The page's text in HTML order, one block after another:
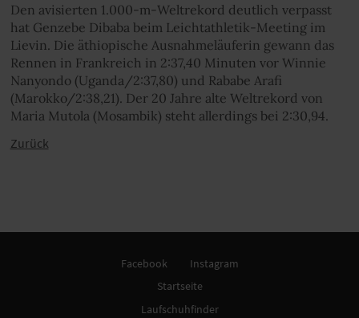
Den avisierten 1.000-m-Weltrekord deutlich verpasst
hat Genzebe Dibaba beim Leichtathletik-Meeting im
Lievin. Die äthiopische Ausnahmeläuferin gewann das
Rennen in Frankreich in 2:37,40 Minuten vor Winnie
Nanyondo (Uganda/2:37,80) und Rababe Arafi
(Marokko/2:38,21). Der 20 Jahre alte Weltrekord von
Maria Mutola (Mosambik) steht allerdings bei 2:30,94.
Zurück
Facebook
Instagram
Startseite
Laufschuhfinder